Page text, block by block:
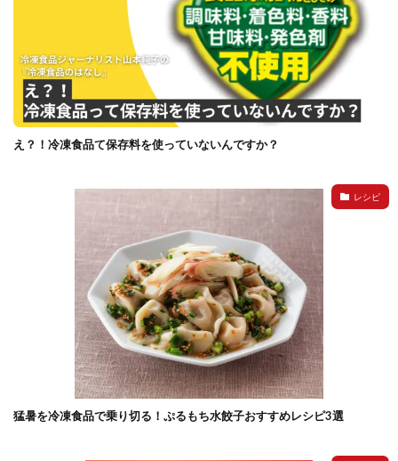
え？！冷凍食品て保存料を使っていないんですか？
レシピ
猛暑を冷凍食品で乗り切る！ぷるもち水餃子おすすめレシピ3選